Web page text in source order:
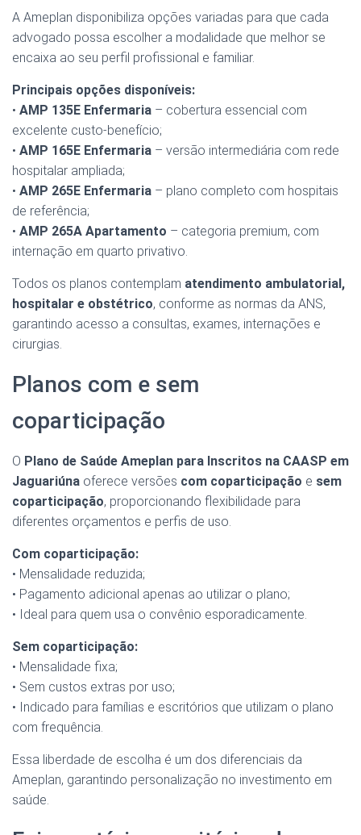
A Ameplan disponibiliza opções variadas para que cada
advogado possa escolher a modalidade que melhor se
encaixa ao seu perfil profissional e familiar.
Principais opções disponíveis:
• AMP 135E Enfermaria – cobertura essencial com
excelente custo-benefício;
• AMP 165E Enfermaria – versão intermediária com rede
hospitalar ampliada;
• AMP 265E Enfermaria – plano completo com hospitais
de referência;
• AMP 265A Apartamento – categoria premium, com
internação em quarto privativo.
Todos os planos contemplam atendimento ambulatorial,
hospitalar e obstétrico, conforme as normas da ANS,
garantindo acesso a consultas, exames, internações e
cirurgias.
Planos com e sem
coparticipação
O Plano de Saúde Ameplan para Inscritos na CAASP em
Jaguariúna oferece versões com coparticipação e sem
coparticipação, proporcionando flexibilidade para
diferentes orçamentos e perfis de uso.
Com coparticipação:
• Mensalidade reduzida;
• Pagamento adicional apenas ao utilizar o plano;
• Ideal para quem usa o convênio esporadicamente.
Sem coparticipação:
• Mensalidade fixa;
• Sem custos extras por uso;
• Indicado para famílias e escritórios que utilizam o plano
com frequência.
Essa liberdade de escolha é um dos diferenciais da
Ameplan, garantindo personalização no investimento em
saúde.